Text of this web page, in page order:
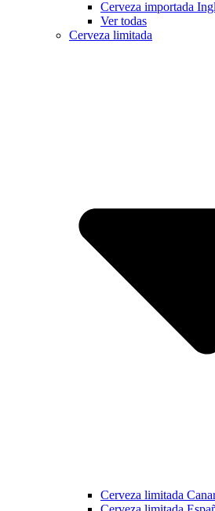
Cerveza importada
Ver todas
Cerveza limitada
Cerveza limitada